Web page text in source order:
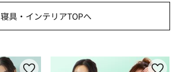
寝具・インテリアTOPへ